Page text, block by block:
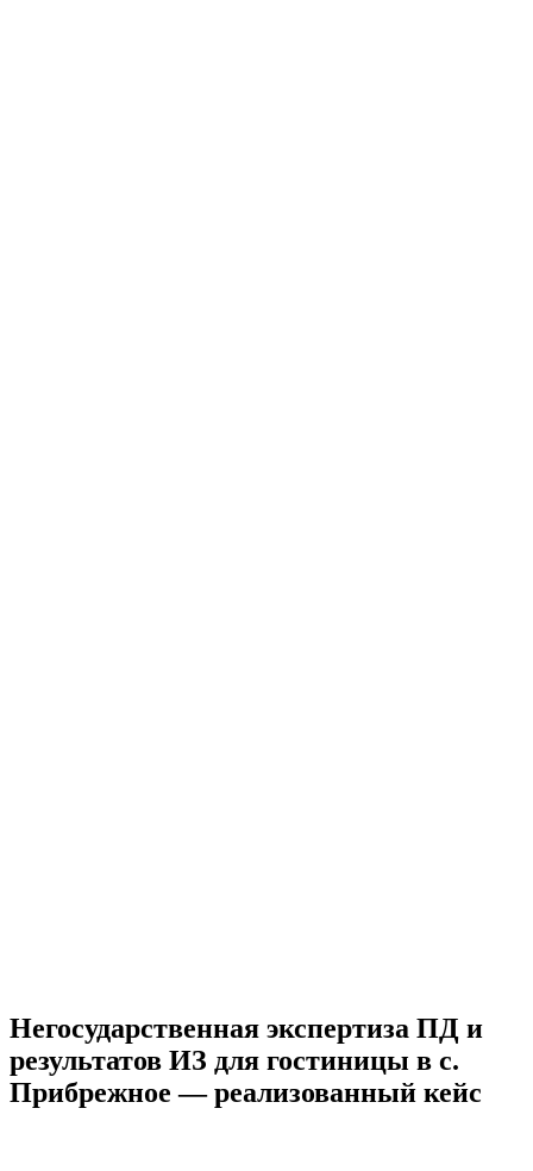
Негосударственная экспертиза ПД и
результатов ИЗ для гостиницы в с.
Прибрежное — реализованный кейс